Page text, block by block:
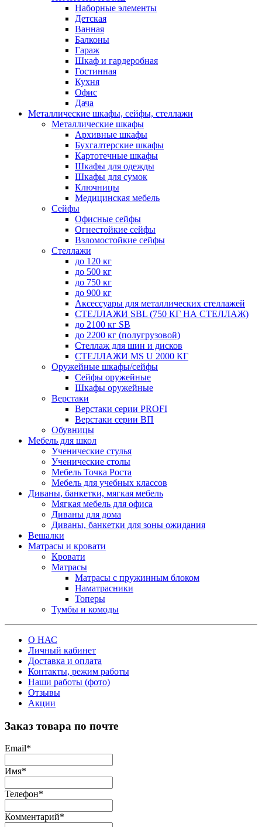
Наборные элементы
Детская
Ванная
Балконы
Гараж
Шкаф и гардеробная
Гостинная
Кухня
Офис
Дача
Металлические шкафы, сейфы, стеллажи
Металлические шкафы
Архивные шкафы
Бухгалтерские шкафы
Картотечные шкафы
Шкафы для одежды
Шкафы для сумок
Ключницы
Медицинская мебель
Сейфы
Офисные сейфы
Огнестойкие сейфы
Взломостойкие сейфы
Стеллажи
до 120 кг
до 500 кг
до 750 кг
до 900 кг
Аксессуары для металлических стеллажей
СТЕЛЛАЖИ SBL (750 КГ НА СТЕЛЛАЖ)
до 2100 кг SB
до 2200 кг (полугрузовой)
Стеллаж для шин и дисков
СТЕЛЛАЖИ MS U 2000 КГ
Оружейные шкафы/сейфы
Сейфы оружейные
Шкафы оружейные
Верстаки
Верстаки серии PROFI
Верстаки серии ВП
Обувницы
Мебель для школ
Ученические стулья
Ученические столы
Мебель Точка Роста
Мебель для учебных классов
Диваны, банкетки, мягкая мебель
Мягкая мебель для офиса
Диваны для дома
Диваны, банкетки для зоны ожидания
Вешалки
Матрасы и кровати
Кровати
Матрасы
Матрасы с пружинным блоком
Наматрасники
Топеры
Тумбы и комоды
О НАС
Личный кабинет
Доставка и оплата
Контакты, режим работы
Наши работы (фото)
Отзывы
Акции
Заказ товара по почте
Email*
Имя*
Телефон*
Комментарий*